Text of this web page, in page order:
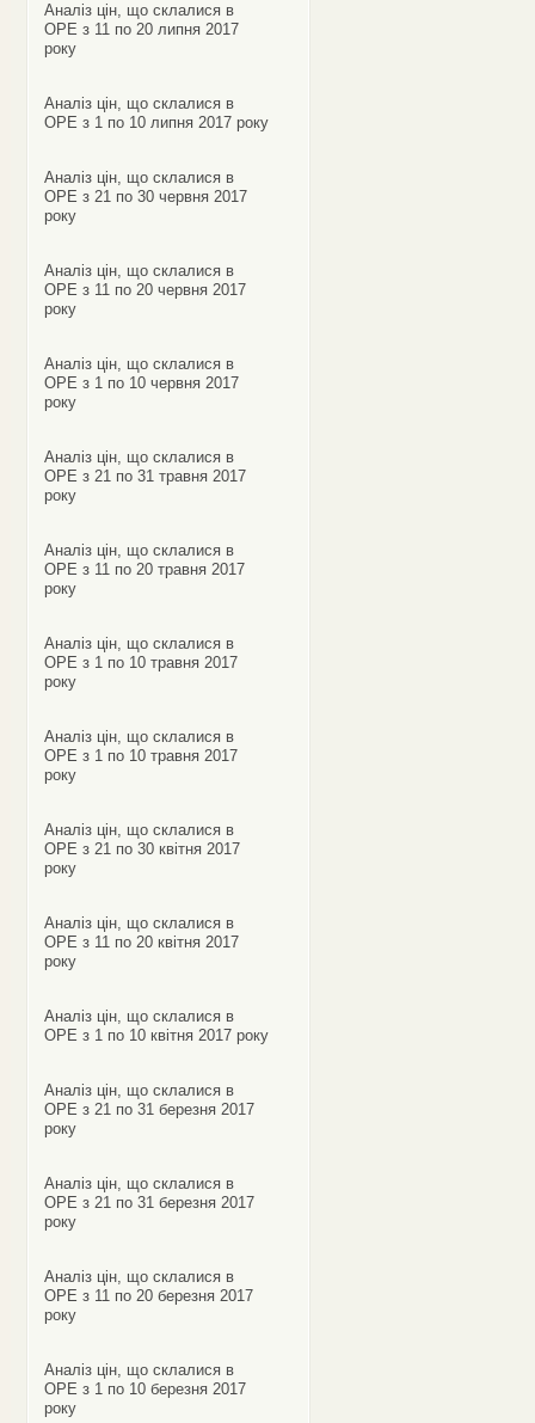
Аналіз цін, що склалися в
ОРЕ з 11 по 20 липня 2017
року
Аналіз цін, що склалися в
ОРЕ з 1 по 10 липня 2017 року
Аналіз цін, що склалися в
ОРЕ з 21 по 30 червня 2017
року
Аналіз цін, що склалися в
ОРЕ з 11 по 20 червня 2017
року
Аналіз цін, що склалися в
ОРЕ з 1 по 10 червня 2017
року
Аналіз цін, що склалися в
ОРЕ з 21 по 31 травня 2017
року
Аналіз цін, що склалися в
ОРЕ з 11 по 20 травня 2017
року
Аналіз цін, що склалися в
ОРЕ з 1 по 10 травня 2017
року
Аналіз цін, що склалися в
ОРЕ з 1 по 10 травня 2017
року
Аналіз цін, що склалися в
ОРЕ з 21 по 30 квітня 2017
року
Аналіз цін, що склалися в
ОРЕ з 11 по 20 квітня 2017
року
Аналіз цін, що склалися в
ОРЕ з 1 по 10 квітня 2017 року
Аналіз цін, що склалися в
ОРЕ з 21 по 31 березня 2017
року
Аналіз цін, що склалися в
ОРЕ з 21 по 31 березня 2017
року
Аналіз цін, що склалися в
ОРЕ з 11 по 20 березня 2017
року
Аналіз цін, що склалися в
ОРЕ з 1 по 10 березня 2017
року